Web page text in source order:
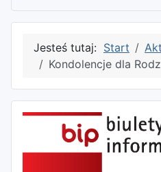
Jesteś tutaj: Start
Kondolencje dla